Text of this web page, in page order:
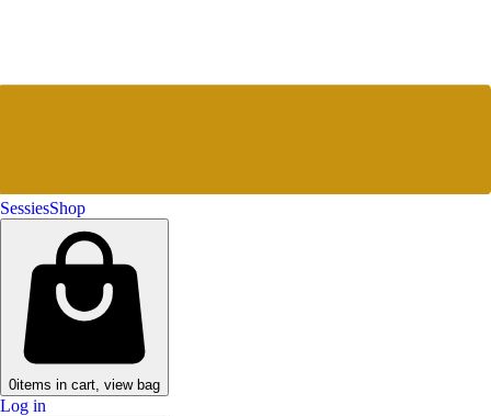
SessiesShop
0items in cart, view bag
Log in